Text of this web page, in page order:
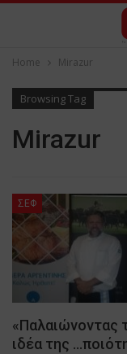
Home Mirazur
Browsing Tag
Mirazur
ΣΕΦ
«Παλαιώνοντας
ιδέα της